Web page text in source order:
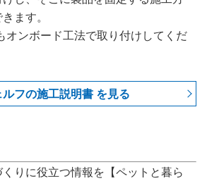
ます。
オンボード工法で取り付けしてくだ
フの施工説明書 を見る
りに役立つ情報を【ペットと暮ら